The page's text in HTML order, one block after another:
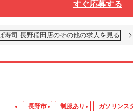
すぐ応募する
寿司 長野稲田店のその他の求人を見る
長野市 制服あり ガソリンス